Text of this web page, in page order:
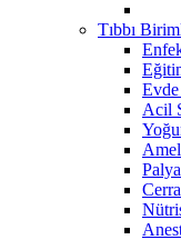
Tıbbı
Acil